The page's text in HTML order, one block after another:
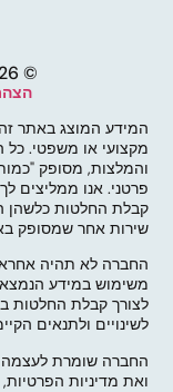
© 2026 All Rights Reserved
המידע המוצג באתר זה
מקצועי או משפטי. כל
והמלצות, מסופק "כמות
פרטני. אנו ממליצים
קבלת החלטות כלשהן
שירות אחר שמסופק
החברה לא תהיה
משימוש במידע
לצורך קבלת החלטות
לשינויים ולתנאים
החברה שומרת
ואת מדיניות